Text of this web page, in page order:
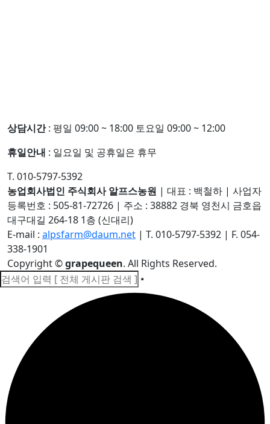
상담시간: 평일 09:00 ~ 18:00 토요일 09:00 ~ 12:00
휴일안내 : 일요일 및 공휴일은 휴무
T. 010-5797-5392
농업회사법인 주식회사 알프스농원 | 대표 : 백철하 | 사업자
등록번호 : 505-81-72726 | 주소 : 38882 경북 영천시 금호읍
대구대길 264-18 1층 (신대리)
E-mail : alpsfarm@daum.net | T. 010-5797-5392 | F. 054-
338-1901
Copyright©grapequeen. All Rights Reserved.